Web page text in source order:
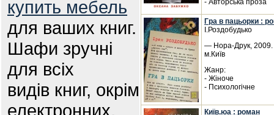
купить мебель
для ваших книг.
Шафи зручні
для всіх
видів книг, окрім
електронних.
- Авторська проза
Гра в пацьорки :
І.Роздобудько
— Нора-Друк,
м.Київ
Жанр:
- Жіноче
- Психологічне
Київ.юа : роман